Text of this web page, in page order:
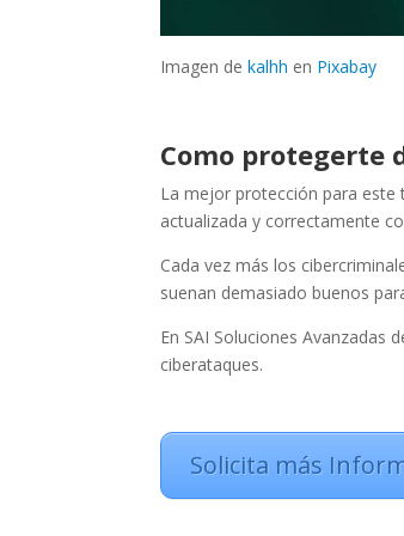
Imagen dekalhh en Pixabay
Como protegerte
La mejor protección para este
actualizada y correctamente
Cada vez más los
suenan demasiado buenos
En SAI Soluciones
ciberataques.
Solicita más